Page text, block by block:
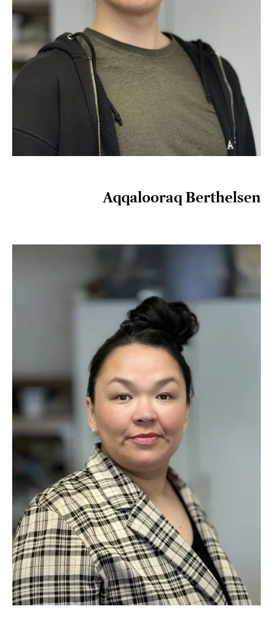
Aqqalooraq Berthelsen